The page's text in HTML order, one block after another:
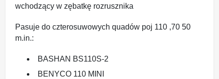
wchodzący w zębatkę rozrusznika
Pasuje do czterosuwowych quadów poj 110 ,70 50
m.in.:
BASHAN BS110S-2
BENYCO 110 MINI